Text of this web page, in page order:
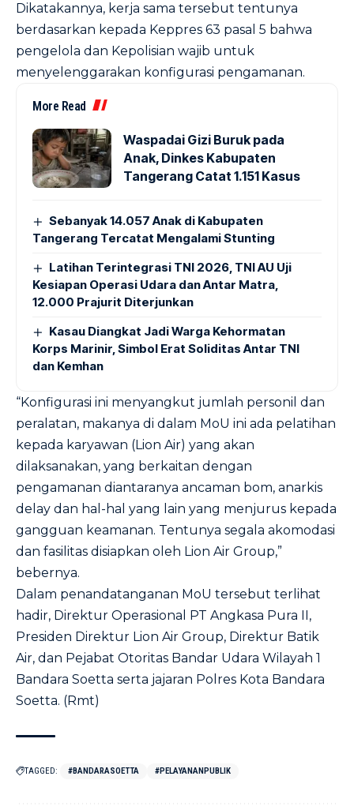
Dikatakannya, kerja sama tersebut tentunya
berdasarkan kepada Keppres 63 pasal 5 bahwa
pengelola dan Kepolisian wajib untuk
menyelenggarakan konfigurasi pengamanan.
More Read
Waspadai Gizi Buruk pada
Anak, Dinkes Kabupaten
Tangerang Catat 1.151 Kasus
Sebanyak 14.057 Anak di Kabupaten
Tangerang Tercatat Mengalami Stunting
Latihan Terintegrasi TNI 2026, TNI AU Uji
Kesiapan Operasi Udara dan Antar Matra,
12.000 Prajurit Diterjunkan
Kasau Diangkat Jadi Warga Kehormatan
Korps Marinir, Simbol Erat Soliditas Antar TNI
dan Kemhan
“Konfigurasi ini menyangkut jumlah personil dan
peralatan, makanya di dalam MoU ini ada pelatihan
kepada karyawan (Lion Air) yang akan
dilaksanakan, yang berkaitan dengan
pengamanan diantaranya ancaman bom, anarkis
delay dan hal-hal yang lain yang menjurus kepada
gangguan keamanan. Tentunya segala akomodasi
dan fasilitas disiapkan oleh Lion Air Group,”
bebernya.
Dalam penandatanganan MoU tersebut terlihat
hadir, Direktur Operasional PT Angkasa Pura II,
Presiden Direktur Lion Air Group, Direktur Batik
Air, dan Pejabat Otoritas Bandar Udara Wilayah 1
Bandara Soetta serta jajaran Polres Kota Bandara
Soetta. (Rmt)
TAGGED: #BANDARASOETTA #PELAYANANPUBLIK